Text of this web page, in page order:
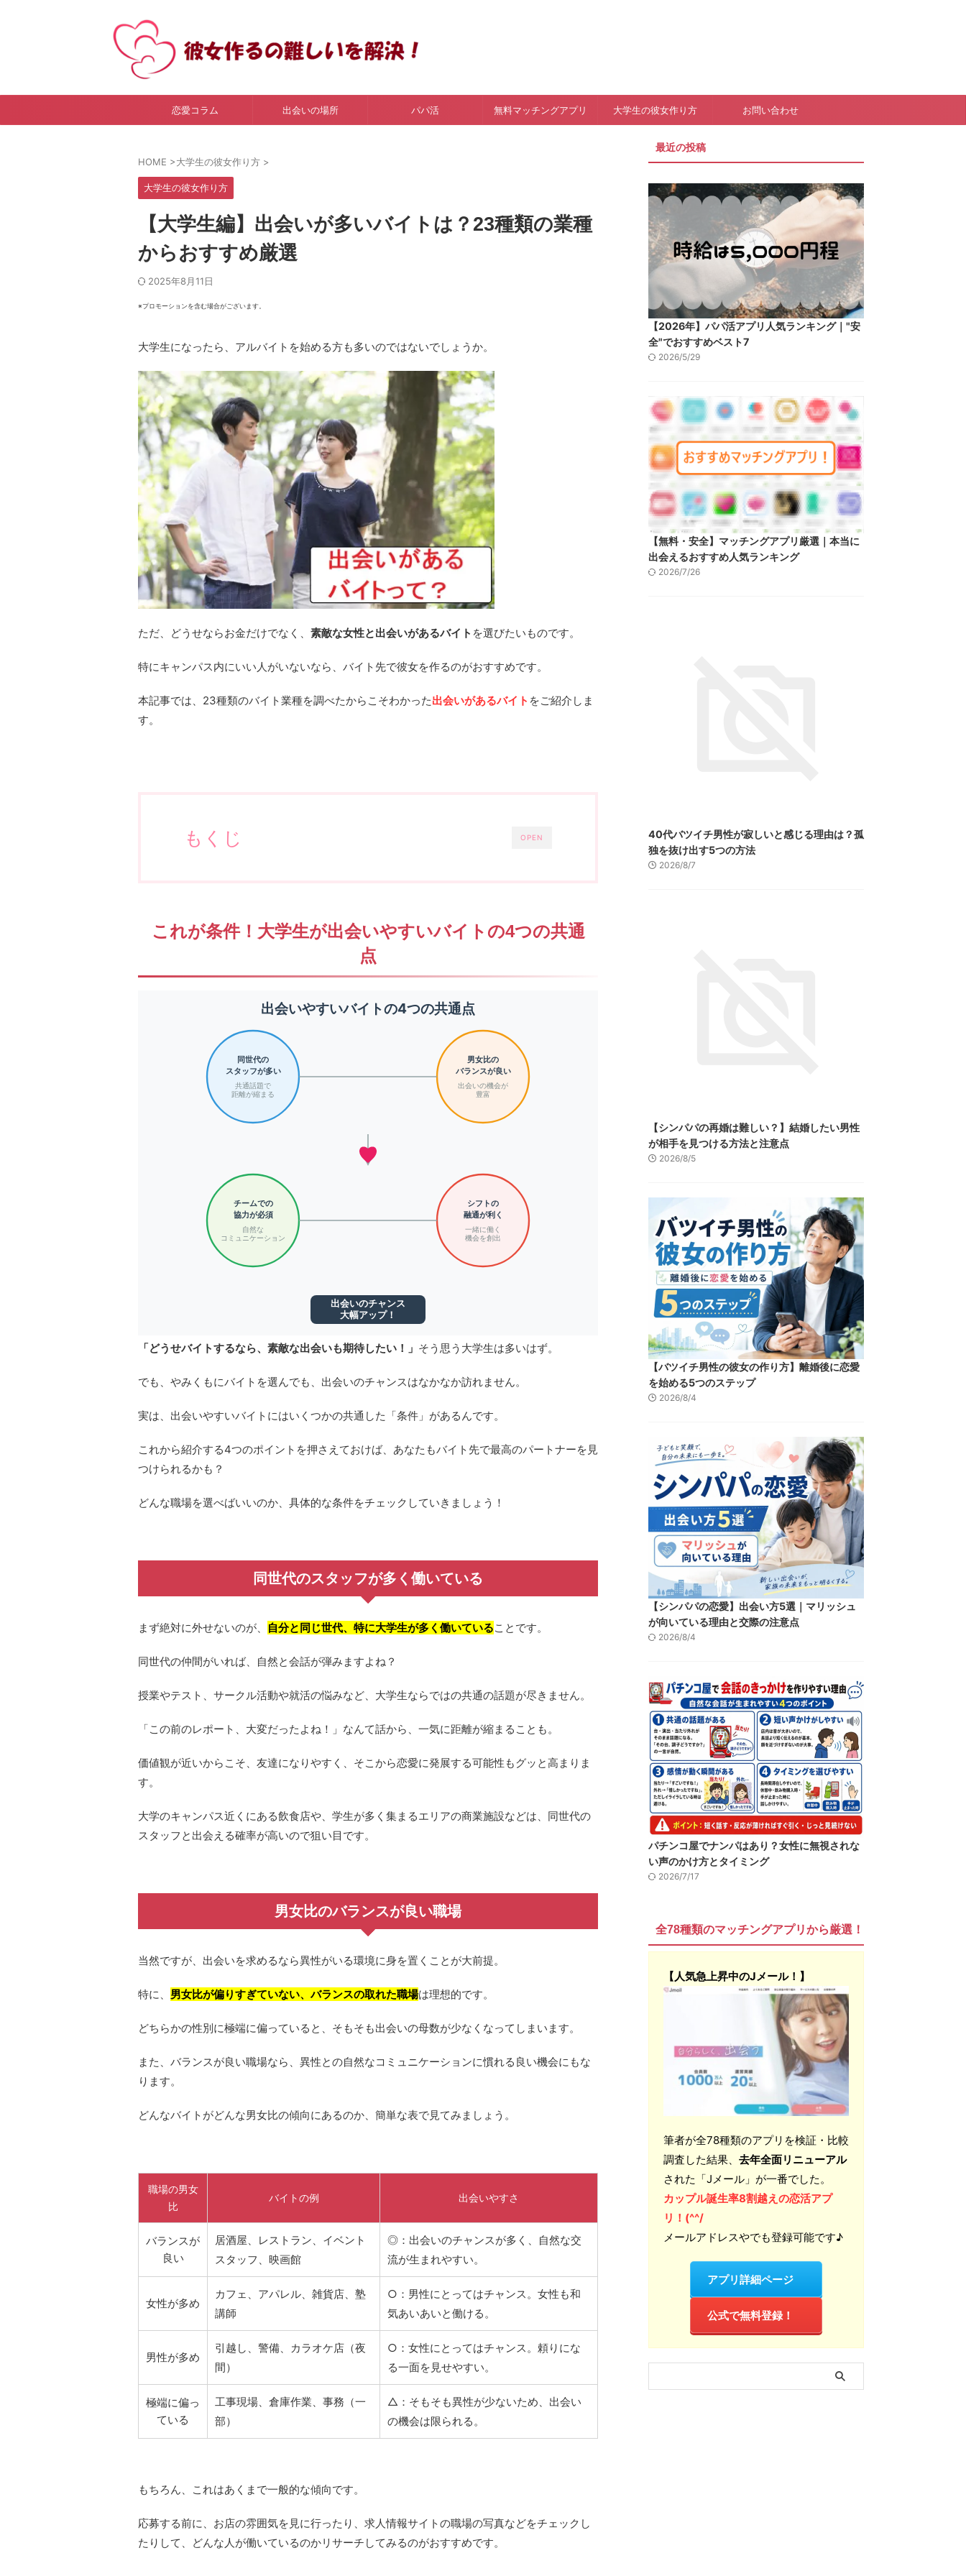
恋愛コラム 出会いの場所 パパ活 無料マッチングアプリ 大学生の彼女作り方 お問い合わせ
HOME >大学生の彼女作り方 >
大学生の彼女作り方
【大学生編】出会いが多いバイトは？23種類の業種
からおすすめ厳選
2025年8月11日
※プロモーションを含む場合がございます。
大学生になったら、アルバイトを始める方も多いのではないでしょうか。
ただ、どうせならお金だけでなく、 素敵な女性と出会いがあるバイト を選びたいものです。
特にキャンパス内にいい人がいないなら、バイト先で彼女を作るのがおすすめです。
本記事では、23種類のバイト業種を調べたからこそわかった出会いがあるバイト をご紹介しま
す。
OPEN
もくじ
これが条件！大学生が出会いやすいバイトの4つの共通
点
出会いやすいバイトの4つの共通点
同世代の
スタッフが多い
共通話題で
距離が縮まる
男女比の
バランスが良い
出会いの機会が
豊富
チームでの
協力が必須
自然な
コミュニケーション
シフトの
融通が利く
一緒に働く
機会を創出
出会いのチャンス
大幅アップ！
「どうせバイトするなら、素敵な出会いも期待したい！」 そう思う大学生は多いはず。
でも、やみくもにバイトを選んでも、出会いのチャンスはなかなか訪れません。
実は、出会いやすいバイトにはいくつかの共通した「条件」があるんです。
これから紹介する4つのポイントを押さえておけば、あなたもバイト先で最高のパートナーを見
つけられるかも？
どんな職場を選べばいいのか、具体的な条件をチェックしていきましょう！
同世代のスタッフが多く働いている
まず絶対に外せないのが、 自分と同じ世代、特に大学生が多く働いていることです。
同世代の仲間がいれば、自然と会話が弾みますよね？
授業やテスト、サークル活動や就活の悩みなど、大学生ならではの共通の話題が尽きません。
「この前のレポート、大変だったよね！」なんて話から、一気に距離が縮まることも。
価値観が近いからこそ、友達になりやすく、そこから恋愛に発展する可能性もグッと高まりま
す。
大学のキャンパス近くにある飲食店や、学生が多く集まるエリアの商業施設などは、同世代の
スタッフと出会える確率が高いので狙い目です。
男女比のバランスが良い職場
当然ですが、出会いを求めるなら異性がいる環境に身を置くことが大前提。
特に、 男女比が偏りすぎていない、バランスの取れた職場は理想的です。
どちらかの性別に極端に偏っていると、そもそも出会いの母数が少なくなってしまいます。
また、バランスが良い職場なら、異性との自然なコミュニケーションに慣れる良い機会にもな
ります。
どんなバイトがどんな男女比の傾向にあるのか、簡単な表で見てみましょう。
職場の男女
比
バイトの例 出会いやすさ
バランスが
良い
居酒屋、レストラン、イベント
スタッフ、映画館
◎：出会いのチャンスが多く、自然な交
流が生まれやすい。
女性が多め
カフェ、アパレル、雑貨店、塾
講師
○：男性にとってはチャンス。女性も和
気あいあいと働ける。
男性が多め
引越し、警備、カラオケ店（夜
間）
○：女性にとってはチャンス。頼りにな
る一面を見せやすい。
極端に偏っ
ている
工事現場、倉庫作業、事務（一
部）
△：そもそも異性が少ないため、出会い
の機会は限られる。
もちろん、これはあくまで一般的な傾向です。
応募する前に、お店の雰囲気を見に行ったり、求人情報サイトの職場の写真などをチェックし
たりして、どんな人が働いているのかリサーチしてみるのがおすすめです。
最近の投稿
【2026年】パパ活アプリ人気ランキング｜"安
全"でおすすめベスト7
2026/5/29
【無料・安全】マッチングアプリ厳選｜本当に
出会えるおすすめ人気ランキング
2026/7/26
40代バツイチ男性が寂しいと感じる理由は？孤
独を抜け出す5つの方法
2026/8/7
【シンパパの再婚は難しい？】結婚したい男性
が相手を見つける方法と注意点
2026/8/5
【バツイチ男性の彼女の作り方】離婚後に恋愛
を始める5つのステップ
2026/8/4
【シンパパの恋愛】出会い方5選｜マリッシュ
が向いている理由と交際の注意点
2026/8/4
パチンコ屋でナンパはあり？女性に無視されな
い声のかけ方とタイミング
2026/7/17
全78種類のマッチングアプリから厳選！
【人気急上昇中のJメール！】
筆者が全78種類のアプリを検証・比較
調査した結果、 去年全面リニューアル
された「Jメール」が一番でした。
カップル誕生率8割越えの恋活アプ
リ！(^^/
メールアドレスやでも登録可能です♪
アプリ詳細ページ
公式で無料登録！